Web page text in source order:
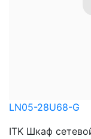
LN05-28U68-G
ITK Шкаф